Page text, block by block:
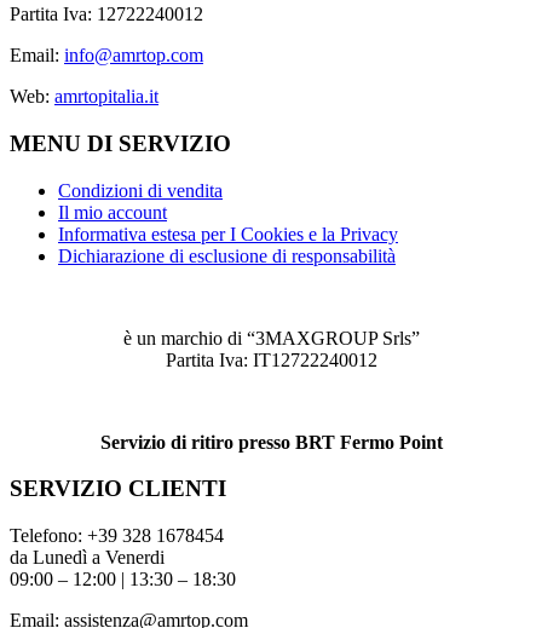
Partita Iva: 12722240012
Email: info@amrtop.com
Web: amrtopitalia.it
MENU DI SERVIZIO
Condizioni di vendita
Il mio account
Informativa estesa per I Cookies e la Privacy
Dichiarazione di esclusione di responsabilità
è un marchio di “3MAXGROUP Srls”
Partita Iva: IT12722240012
Servizio di ritiro presso BRT Fermo Point
SERVIZIO CLIENTI
Telefono: +39 328 1678454
da Lunedì a Venerdi
09:00 – 12:00 | 13:30 – 18:30
Email: assistenza@amrtop.com